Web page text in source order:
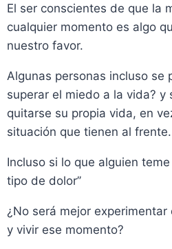
El ser conscientes de que la
cualquier momento es algo
nuestro favor.
Algunas personas incluso se
superar el miedo a la vida? y
quitarse su propia vida, en
situación que tienen al frente.
Incluso si lo que alguien teme
tipo de dolor’’
¿No será mejor
y vivir ese momento?